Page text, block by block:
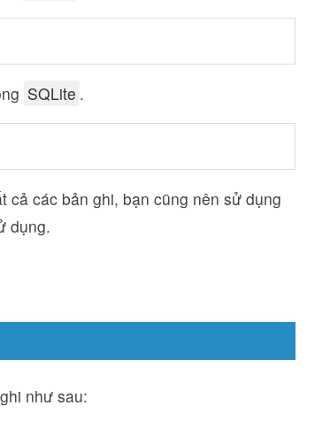
SQLite .
cả các bản ghi, bạn cũng nên sử dụng
dụng.
như sau: